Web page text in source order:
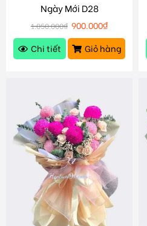
Ngày Mới D28
1.050.000₫ 900.000₫
Chi tiết
Giỏ hàng